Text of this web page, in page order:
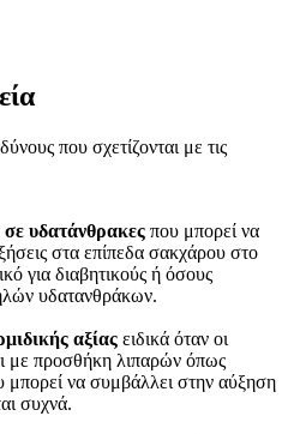
που σχετίζονται με τις
υδατάνθρακες που μπορεί να
στα επίπεδα σακχάρου στο
για διαβητικούς ή όσους
υδατανθράκων.
αξίας ειδικά όταν οι
με προσθήκη λιπαρών όπως
μπορεί να συμβάλλει στην αύξηση
συχνά.